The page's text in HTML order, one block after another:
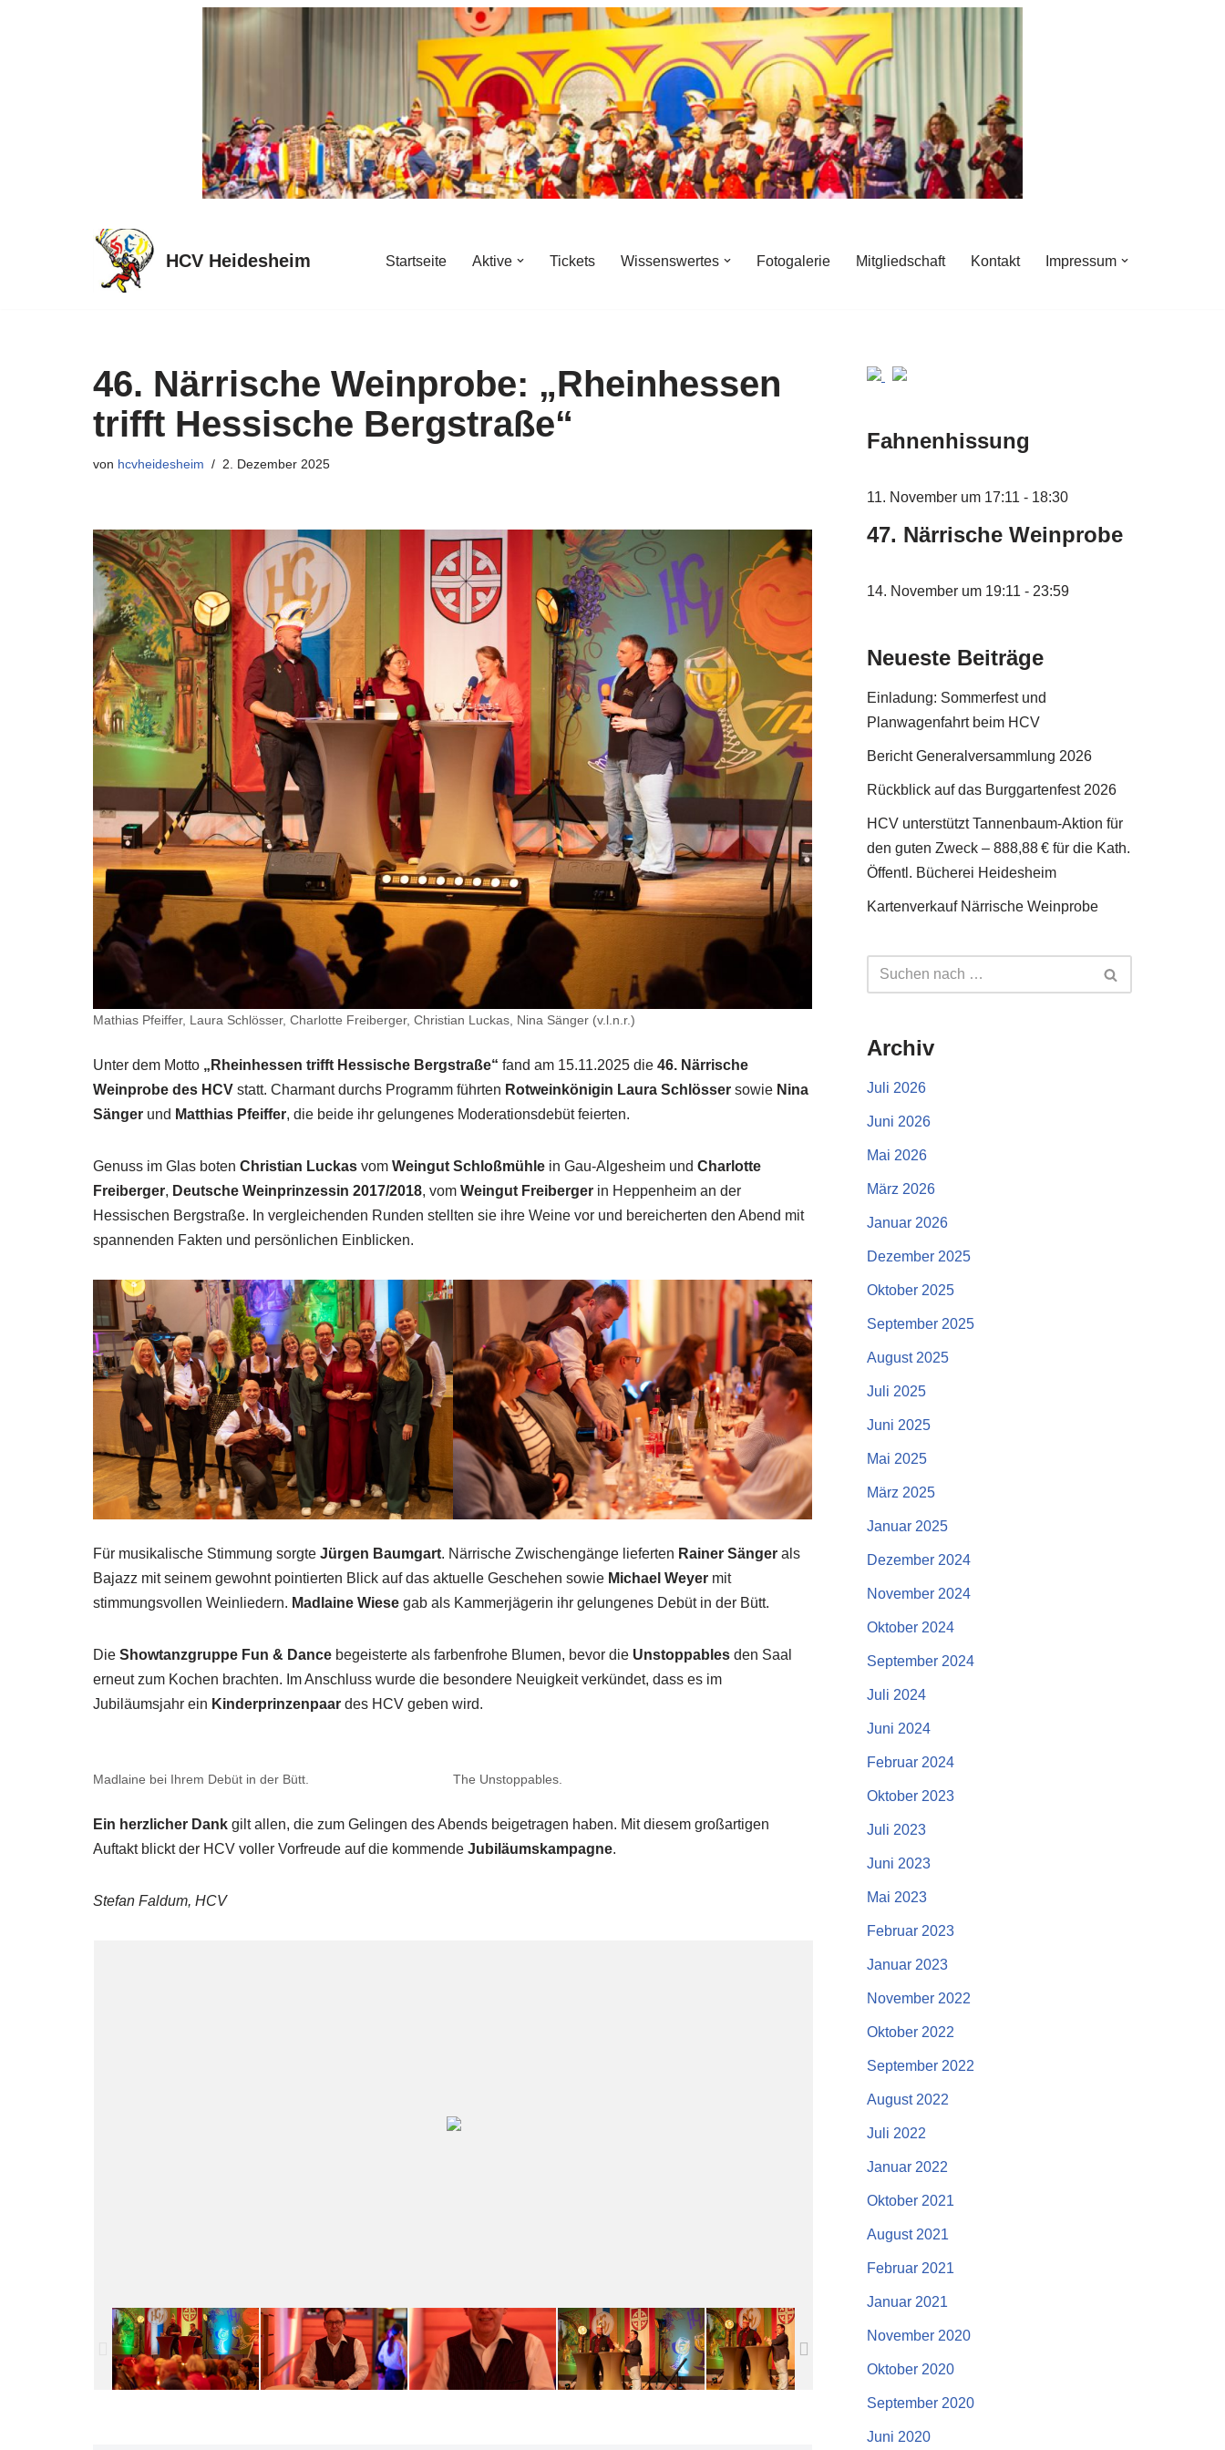
HCV Heidesheim Startseite Aktive Tickets Wissenswertes Fotogalerie Mitgliedschaft Kontakt Impressum
46. Närrische Weinprobe: „Rheinhessen
trifft Hessische Bergstraße“
von hcvheidesheim 2. Dezember 2025
Mathias Pfeiffer, Laura Schlösser, Charlotte Freiberger, Christian Luckas, Nina Sänger (v.l.n.r.)
Unter dem Motto „Rheinhessen trifft Hessische Bergstraße“ fand am 15.11.2025 die 46. Närrische
Weinprobe des HCV statt. Charmant durchs Programm führten Rotweinkönigin Laura Schlösser sowie Nina
Sänger und Matthias Pfeiffer, die beide ihr gelungenes Moderationsdebüt feierten.
Genuss im Glas boten Christian Luckas vom Weingut Schloßmühle in Gau-Algesheim und Charlotte
Freiberger, Deutsche Weinprinzessin 2017/2018, vom Weingut Freiberger in Heppenheim an der
Hessischen Bergstraße. In vergleichenden Runden stellten sie ihre Weine vor und bereicherten den Abend mit
spannenden Fakten und persönlichen Einblicken.
Für musikalische Stimmung sorgte Jürgen Baumgart. Närrische Zwischengänge lieferten Rainer Sänger als
Bajazz mit seinem gewohnt pointierten Blick auf das aktuelle Geschehen sowie Michael Weyer mit
stimmungsvollen Weinliedern. Madlaine Wiese gab als Kammerjägerin ihr gelungenes Debüt in der Bütt.
Die Showtanzgruppe Fun & Dance begeisterte als farbenfrohe Blumen, bevor die Unstoppables den Saal
erneut zum Kochen brachten. Im Anschluss wurde die besondere Neuigkeit verkündet, dass es im
Jubiläumsjahr ein Kinderprinzenpaar des HCV geben wird.
Madlaine bei Ihrem Debüt in der Bütt. The Unstoppables.
Ein herzlicher Dank gilt allen, die zum Gelingen des Abends beigetragen haben. Mit diesem großartigen
Auftakt blickt der HCV voller Vorfreude auf die kommende Jubiläumskampagne.
Stefan Faldum, HCV
Fahnenhissung
11. November um 17:11 - 18:30
47. Närrische Weinprobe
14. November um 19:11 - 23:59
Neueste Beiträge
Einladung: Sommerfest und
Planwagenfahrt beim HCV
Bericht Generalversammlung 2026
Rückblick auf das Burggartenfest 2026
HCV unterstützt Tannenbaum-Aktion für
den guten Zweck – 888,88 € für die Kath.
Öffentl. Bücherei Heidesheim
Kartenverkauf Närrische Weinprobe
Archiv
Juli 2026
Juni 2026
Mai 2026
März 2026
Januar 2026
Dezember 2025
Oktober 2025
September 2025
August 2025
Juli 2025
Juni 2025
Mai 2025
März 2025
Januar 2025
Dezember 2024
November 2024
Oktober 2024
September 2024
Juli 2024
Juni 2024
Februar 2024
Oktober 2023
Juli 2023
Juni 2023
Mai 2023
Februar 2023
Januar 2023
November 2022
Oktober 2022
September 2022
August 2022
Juli 2022
Januar 2022
Oktober 2021
August 2021
Februar 2021
Januar 2021
November 2020
Oktober 2020
September 2020
Juni 2020